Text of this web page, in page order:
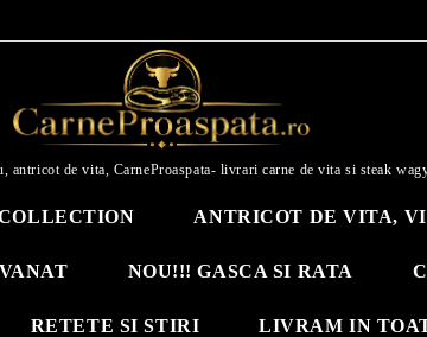
antricot de vita, CarneProaspata- livrari carne de vita si steak
ANTRICOT DE VITA,
NOU!!! GASCA SI RATA
RETETE SI STIRI LIVRAM IN